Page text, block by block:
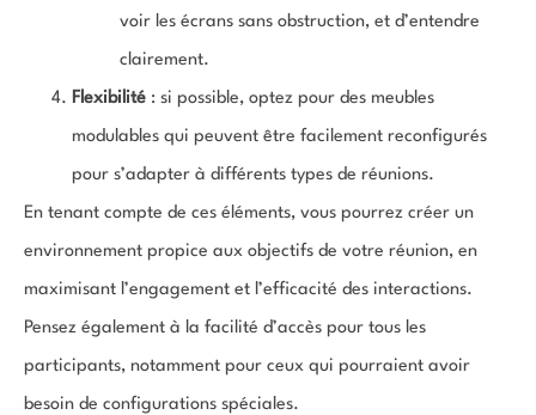
voir les écrans sans obstruction, et d’entendre
clairement.
Flexibilité : si possible, optez pour des meubles
modulables qui peuvent être facilement reconfigurés
pour s’adapter à différents types de réunions.
En tenant compte de ces éléments, vous pourrez créer un
environnement propice aux objectifs de votre réunion, en
maximisant l’engagement et l’efficacité des interactions.
Pensez également à la facilité d’accès pour tous les
participants, notamment pour ceux qui pourraient avoir
besoin de configurations spéciales.